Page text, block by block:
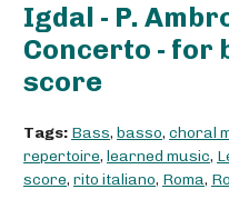
Igdal - P.
Concerto - for
score
Tags: Bass, basso, choral
repertoire, learned music,
score, rito italiano, Roma,